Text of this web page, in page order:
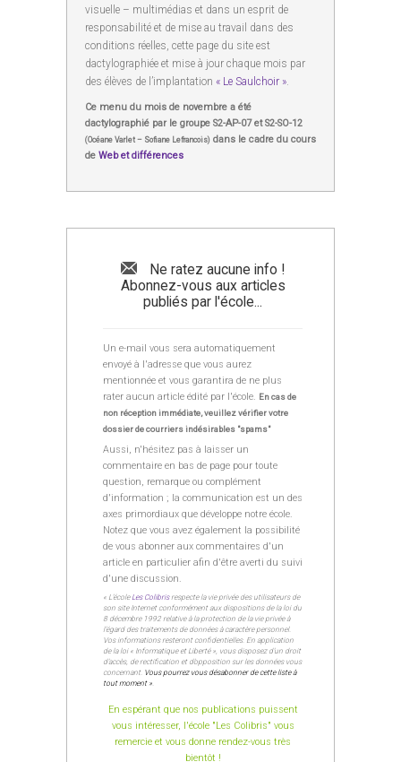
visuelle – multimédias et dans un esprit de
responsabilité et de mise au travail dans des
conditions réelles, cette page du site est
dactylographiée et mise à jour chaque mois par
des élèves de l’implantation « Le Saulchoir ».
Ce menu du mois de novembre a été
dactylographié par le groupe S2-AP-07 et S2-SO-12
(Océane Varlet – Sofiane Lefrancois) dans le cadre du cours
de Web et différences
Ne ratez aucune info !
Abonnez-vous aux articles
publiés par l'école...
Un e-mail vous sera automatiquement
envoyé à l'adresse que vous aurez
mentionnée et vous garantira de ne plus
rater aucun article édité par l'école. En cas de
non réception immédiate, veuillez vérifier votre
dossier de courriers indésirables "spams"
Aussi, n'hésitez pas à laisser un
commentaire en bas de page pour toute
question, remarque ou complément
d'information ; la communication est un des
axes primordiaux que développe notre école.
Notez que vous avez également la possibilité
de vous abonner aux commentaires d'un
article en particulier afin d'être averti du suivi
d'une discussion.
« L’école Les Colibrisrespecte la vie privée des utilisateurs de
son site Internet conformément aux dispositions de la loi du
8 décembre 1992 relative à la protection de la vie privée à
l’égard des traitements de données à caractère personnel.
Vos informations resteront confidentielles. En application
de la loi « Informatique et Liberté », vous disposez d’un droit
d’accès, de rectification et d’opposition sur les données vous
concernant. Vous pourrez vous désabonner de cette liste à
tout moment »
En espérant que nos publications puissent
vous intéresser, l'école "Les Colibris" vous
remercie et vous donne rendez-vous très
bientôt !